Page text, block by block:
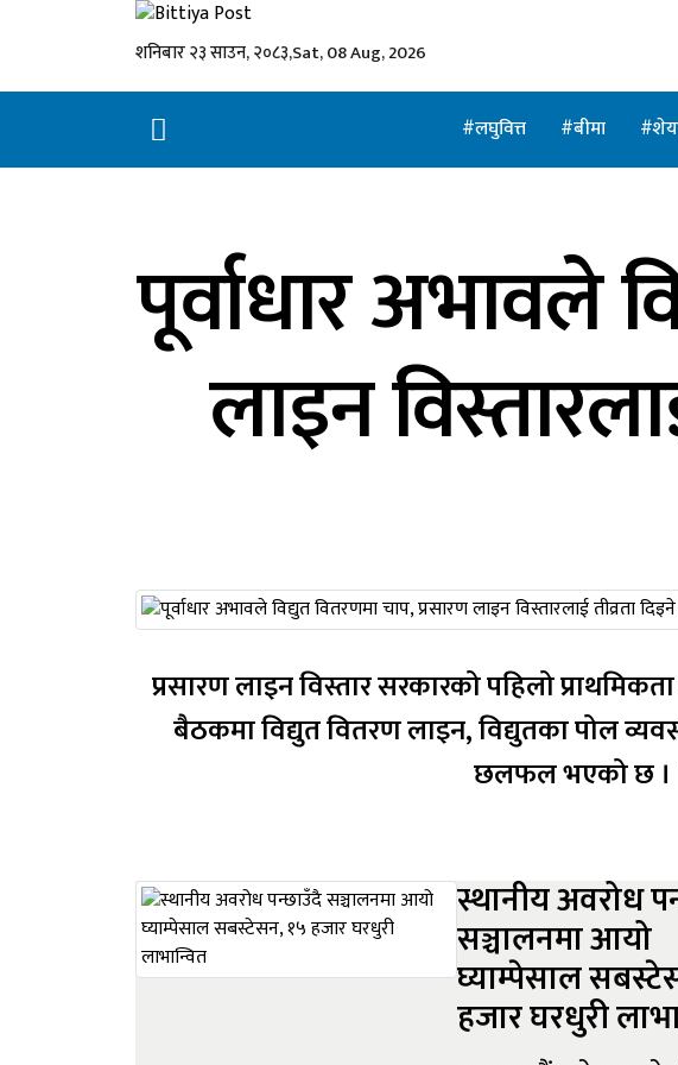
शनिबार २३ साउन, २०८३,Sat, 08 Aug, 2026
लघुवित्त बीमा
पूर्वाधार अभावले
लाइन
प्रसारण लाइन विस्तार सरकारको पहिलो प्राथमिकता स् ऊर्जामन्त्री काठमाडौं :
बैठकमा विद्युत वितरण लाइन, विद्युतका पोल
स्थानीय अवरोध
सञ्चालनमा आयो
घ्याम्पेसाल
हजार घरधुरी